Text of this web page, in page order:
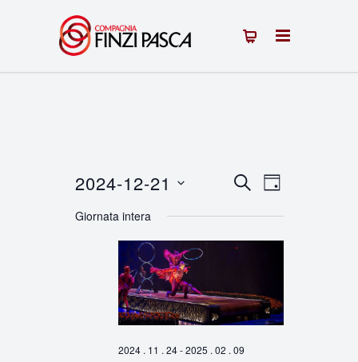
Eventi
Ricerca
e
Navigazione
CERCAEvento
Viste
GIORNO
2024-12-21
la
Giornata intera
2024 . 11 . 24-2025 . 02 . 09